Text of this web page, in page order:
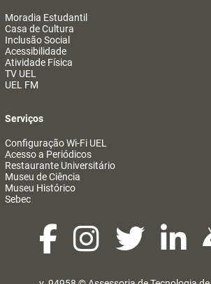
Moradia Estudantil
Casa de Cultura
Inclusão Social
Acessibilidade
Atividade Física
TV UEL
UEL FM
Serviços
Configuração Wi-Fi UEL
Acesso a Periódicos
Restaurante Universitário
Museu de Ciência
Museu Histórico
Sebec